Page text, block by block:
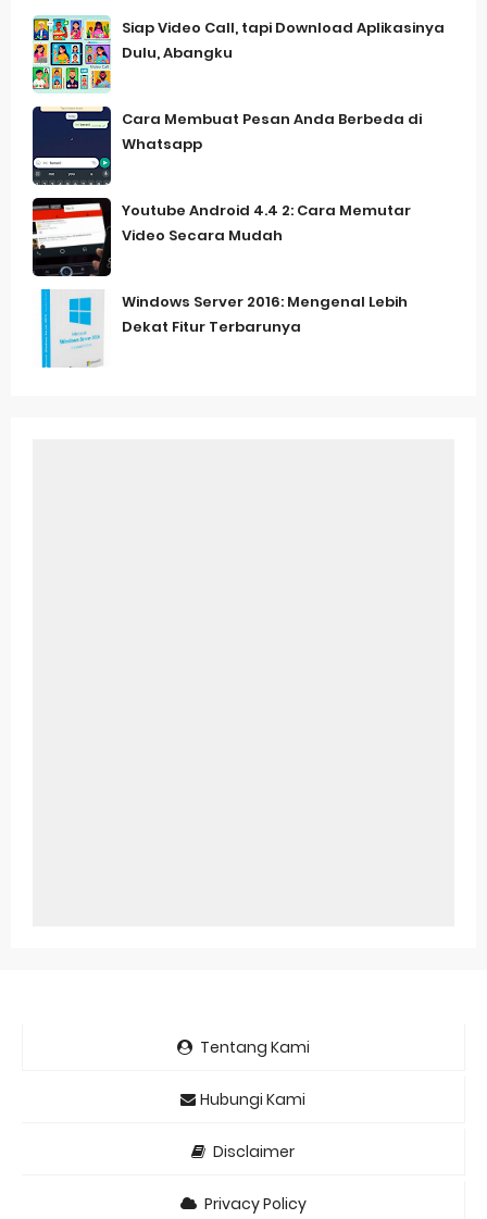
Siap Video Call, tapi Download Aplikasinya
Dulu, Abangku
Cara Membuat Pesan Anda Berbeda di
Whatsapp
Youtube Android 4.4 2: Cara Memutar
Video Secara Mudah
Windows Server 2016: Mengenal Lebih
Dekat Fitur Terbarunya
Tentang Kami
Hubungi Kami
Disclaimer
Privacy Policy